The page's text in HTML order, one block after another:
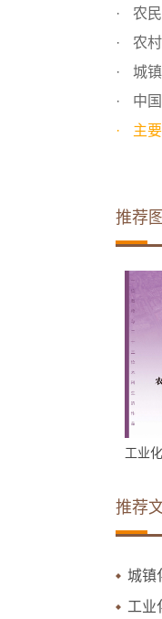
农
农
城
中
主
推荐
推荐
城镇
工业